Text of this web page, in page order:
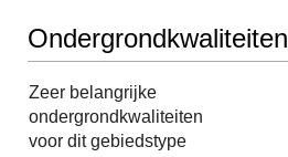
Ondergrondkwaliteiten
Zeer belangrijke
ondergrondkwaliteiten
voor dit gebiedstype